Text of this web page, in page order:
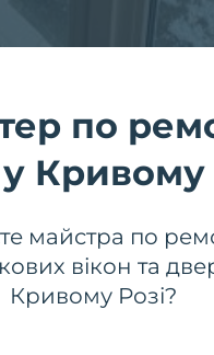
по
у Кривому
майстра по
вікон та
Кривому Розі?